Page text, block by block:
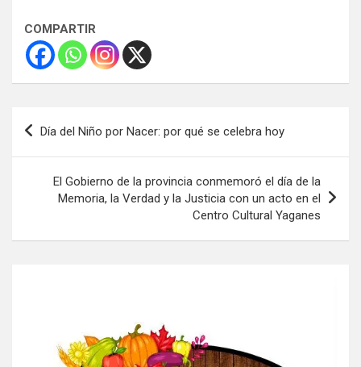
COMPARTIR
Navegación
de
Día del Niño por Nacer: por qué se celebra hoy
El Gobierno de la provincia conmemoró el día de la
Memoria, la Verdad y la Justicia con un acto en el
Centro Cultural Yaganes